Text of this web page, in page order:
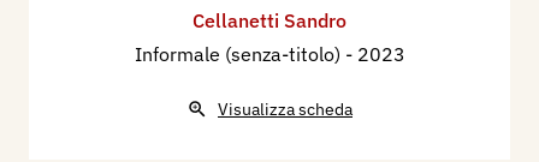
Cellanetti Sandro
Informale (senza-titolo) - 2023
Visualizza scheda